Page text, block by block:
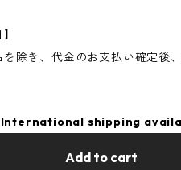
】
除き、代金のお支払い確定後
International shipping
Add to cart